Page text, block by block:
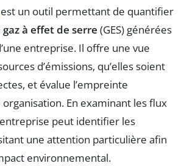
est un outil permettant de quantifier
à effet de serre (GES) générées
entreprise. Il offre une vue
d’émissions, qu’elles soient
et évalue l’empreinte
organisation. En examinant les flux
peut identifier les
une attention particulière afin
environnemental.